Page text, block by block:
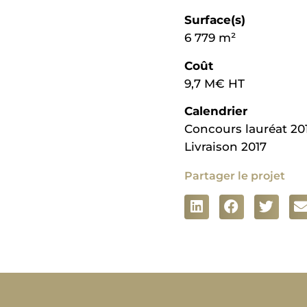
Surface(s)
6 779 m²
Coût
9,7 M€ HT
Calendrier
Concours lauréat
Livraison 2017
Partager le projet